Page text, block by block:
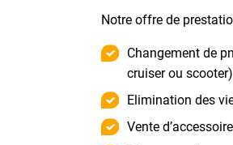
Notre offre de
Changement de
cruiser ou scooter)
Elimination des
Vente